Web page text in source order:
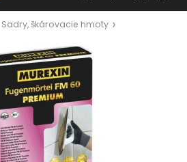
Sadry, škárovacie hmoty